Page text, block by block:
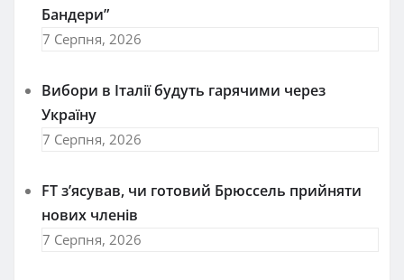
Бандери”
7 Серпня, 2026
Вибори в Італії будуть гарячими через
Україну
7 Серпня, 2026
FT зʼясував, чи готовий Брюссель прийняти
нових членів
7 Серпня, 2026